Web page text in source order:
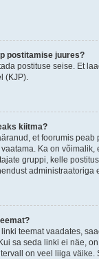
postitamise juures?
postituse seise. Et
(KJP).
kiitma?
et foorumis peab
Ka on võimalik,
gruppi, kelle
administraatoriga
linki teemat vaadates,
sa seda linki ei näe,
on veel liiga väike.